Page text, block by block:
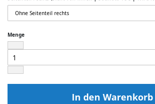
Menge
In den Warenkorb